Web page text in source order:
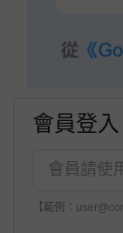
會員登入
【範例：